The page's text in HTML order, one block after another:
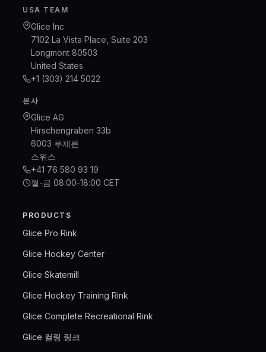
USA TEAM
Glice Inc
7102 La Vista Place, Suite 203
Longmont 80503
United States
+1 (303) 214 5022
본사
Glice AG
Hirschengraben 33b
6003 루체른
스위스
+41 76 580 93 19
월-금 08:00-18:00 CET
PRODUCTS
Glice Pro Rink
Glice Hockey Center
Glice Skatemill
Glice Hockey Training Rink
Glice Complete Recreational Rink
Glice 컬링 링크